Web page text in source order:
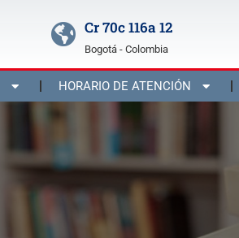
Cr 70c 116a 12
Bogotá - Colombia
HORARIO DE ATENCIÓN